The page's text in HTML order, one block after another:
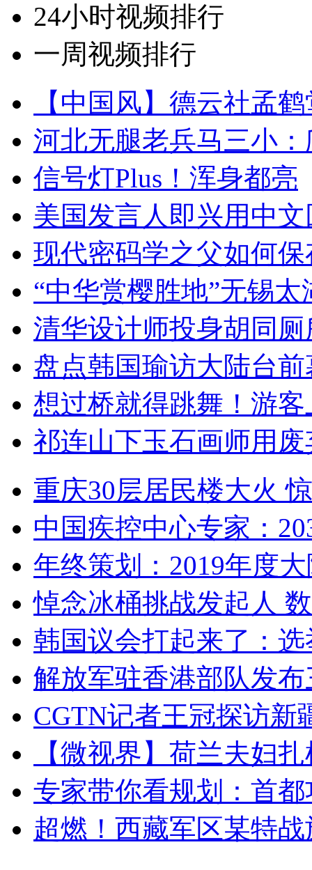
24小时视频排行
一周视频排行
【中国风】德云社孟
河北无腿老兵马三小
信号灯Plus！浑身都亮
美国发言人即兴用中
现代密码学之父如何
“中华赏樱胜地”无锡
清华设计师投身胡同
盘点韩国瑜访大陆台
想过桥就得跳舞！游客
祁连山下玉石画师用
重庆30层居民楼大火
中国疾控中心专家：
年终策划：2019年度
悼念冰桶挑战发起人
韩国议会打起来了：
解放军驻香港部队发
CGTN记者王冠探访新
【微视界】荷兰夫妇
专家带你看规划：首
超燃！西藏军区某特